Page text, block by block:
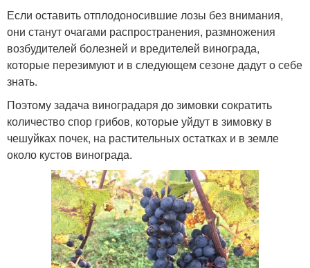
Если оставить отплодоносившие лозы без внимания,
они станут очагами распространения, размножения
возбудителей болезней и вредителей винограда,
которые перезимуют и в следующем сезоне дадут о себе
знать.
Поэтому задача виноградаря до зимовки сократить
количество спор грибов, которые уйдут в зимовку в
чешуйках почек, на растительных остатках и в земле
около кустов винограда.